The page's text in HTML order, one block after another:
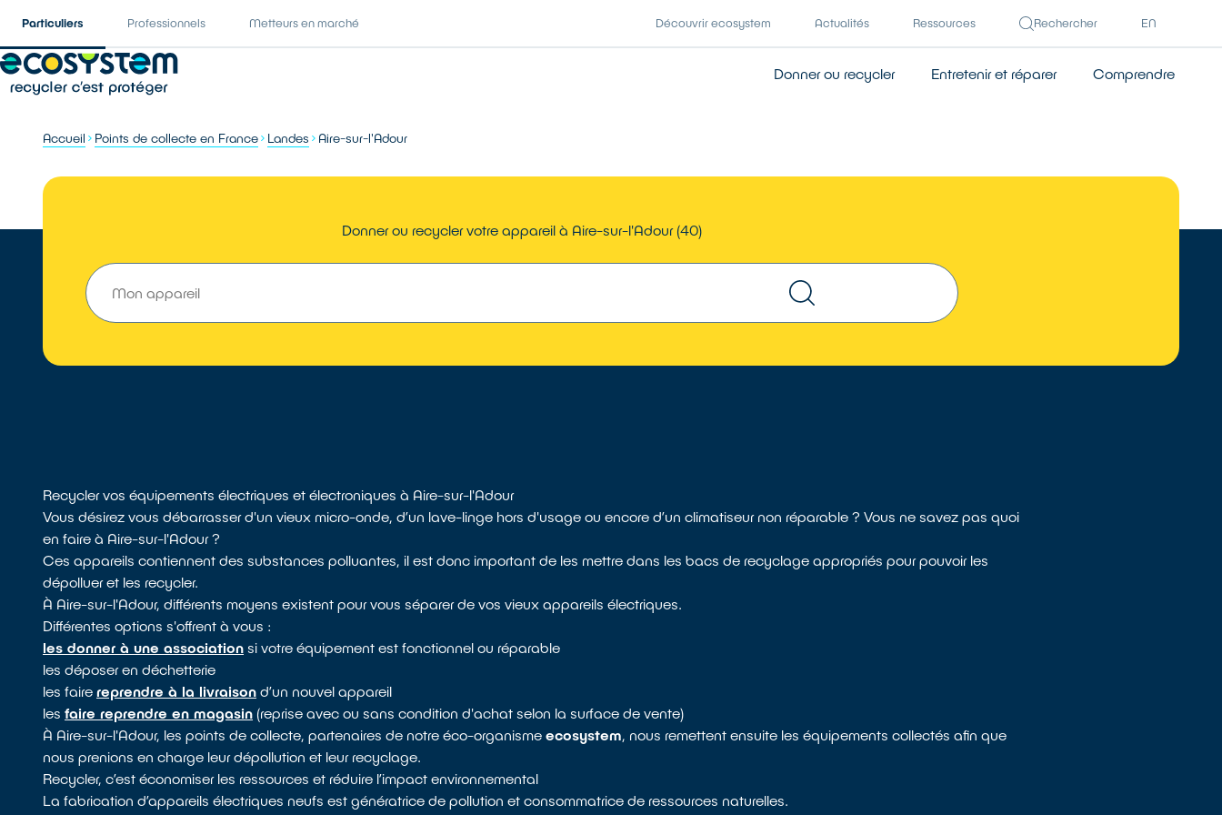
Particuliers Professionnels Metteurs en marché Découvrir ecosystem Actualités Ressources Rechercher EN
Donner ou recycler Entretenir et réparer Comprendre
Accueil Points de collecte en France Landes Aire-sur-l'Adour
Donner ou recycler votre appareil à Aire-sur-l'Adour (40)
Recycler vos équipements électriques et électroniques à Aire-sur-l'Adour
Vous désirez vous débarrasser d'un vieux micro-onde, d’un lave-linge hors d'usage ou encore d’un climatiseur non réparable ? Vous ne savez pas quoi
en faire à Aire-sur-l'Adour ?
Ces appareils contiennent des substances polluantes, il est donc important de les mettre dans les bacs de recyclage appropriés pour pouvoir les
dépolluer et les recycler.
À Aire-sur-l'Adour, différents moyens existent pour vous séparer de vos vieux appareils électriques.
Différentes options s'offrent à vous :
les donner à une association si votre équipement est fonctionnel ou réparable
les déposer en déchetterie
les fairereprendre à la livraison d’un nouvel appareil
lesfaire reprendre en magasin (reprise avec ou sans condition d'achat selon la surface de vente)
À Aire-sur-l'Adour, les points de collecte, partenaires de notre éco-organismeecosystem, nous remettent ensuite les équipements collectés afin que
nous prenions en charge leur dépollution et leur recyclage.
Recycler, c’est économiser les ressources et réduire l’impact environnemental
La fabrication d’appareils électriques neufs est génératrice de pollution et consommatrice de ressources naturelles.